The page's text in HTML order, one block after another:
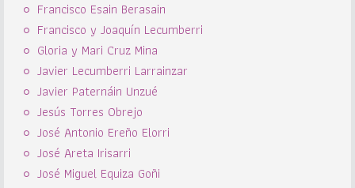
Francisco Esain Berasain
Francisco y Joaquín Lecumberri
Gloria y Mari Cruz Mina
Javier Lecumberri Larrainzar
Javier Paternáin Unzué
Jesús Torres Obrejo
José Antonio Ereño Elorri
José Areta Irisarri
José Miguel Equiza Goñi